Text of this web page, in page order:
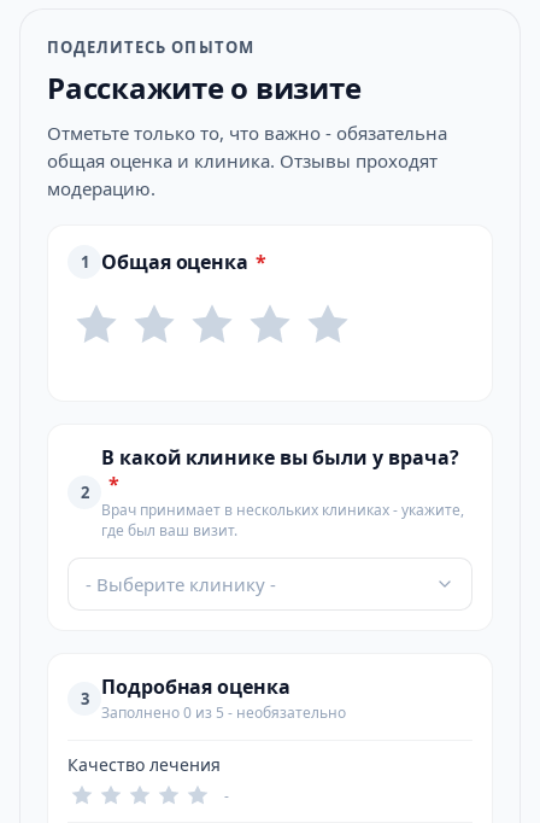
ПОДЕЛИТЕСЬ ОПЫТОМ
Расскажите о визите
Отметьте только то, что важно - обязательна
общая оценка и клиника. Отзывы проходят
модерацию.
1 Общая оценка *
2
В какой клинике вы были у врача?
*
Врач принимает в нескольких клиниках - укажите,
где был ваш визит.
- Выберите клинику -
3 Подробная оценка
Заполнено 0 из 5 - необязательно
Качество лечения
-